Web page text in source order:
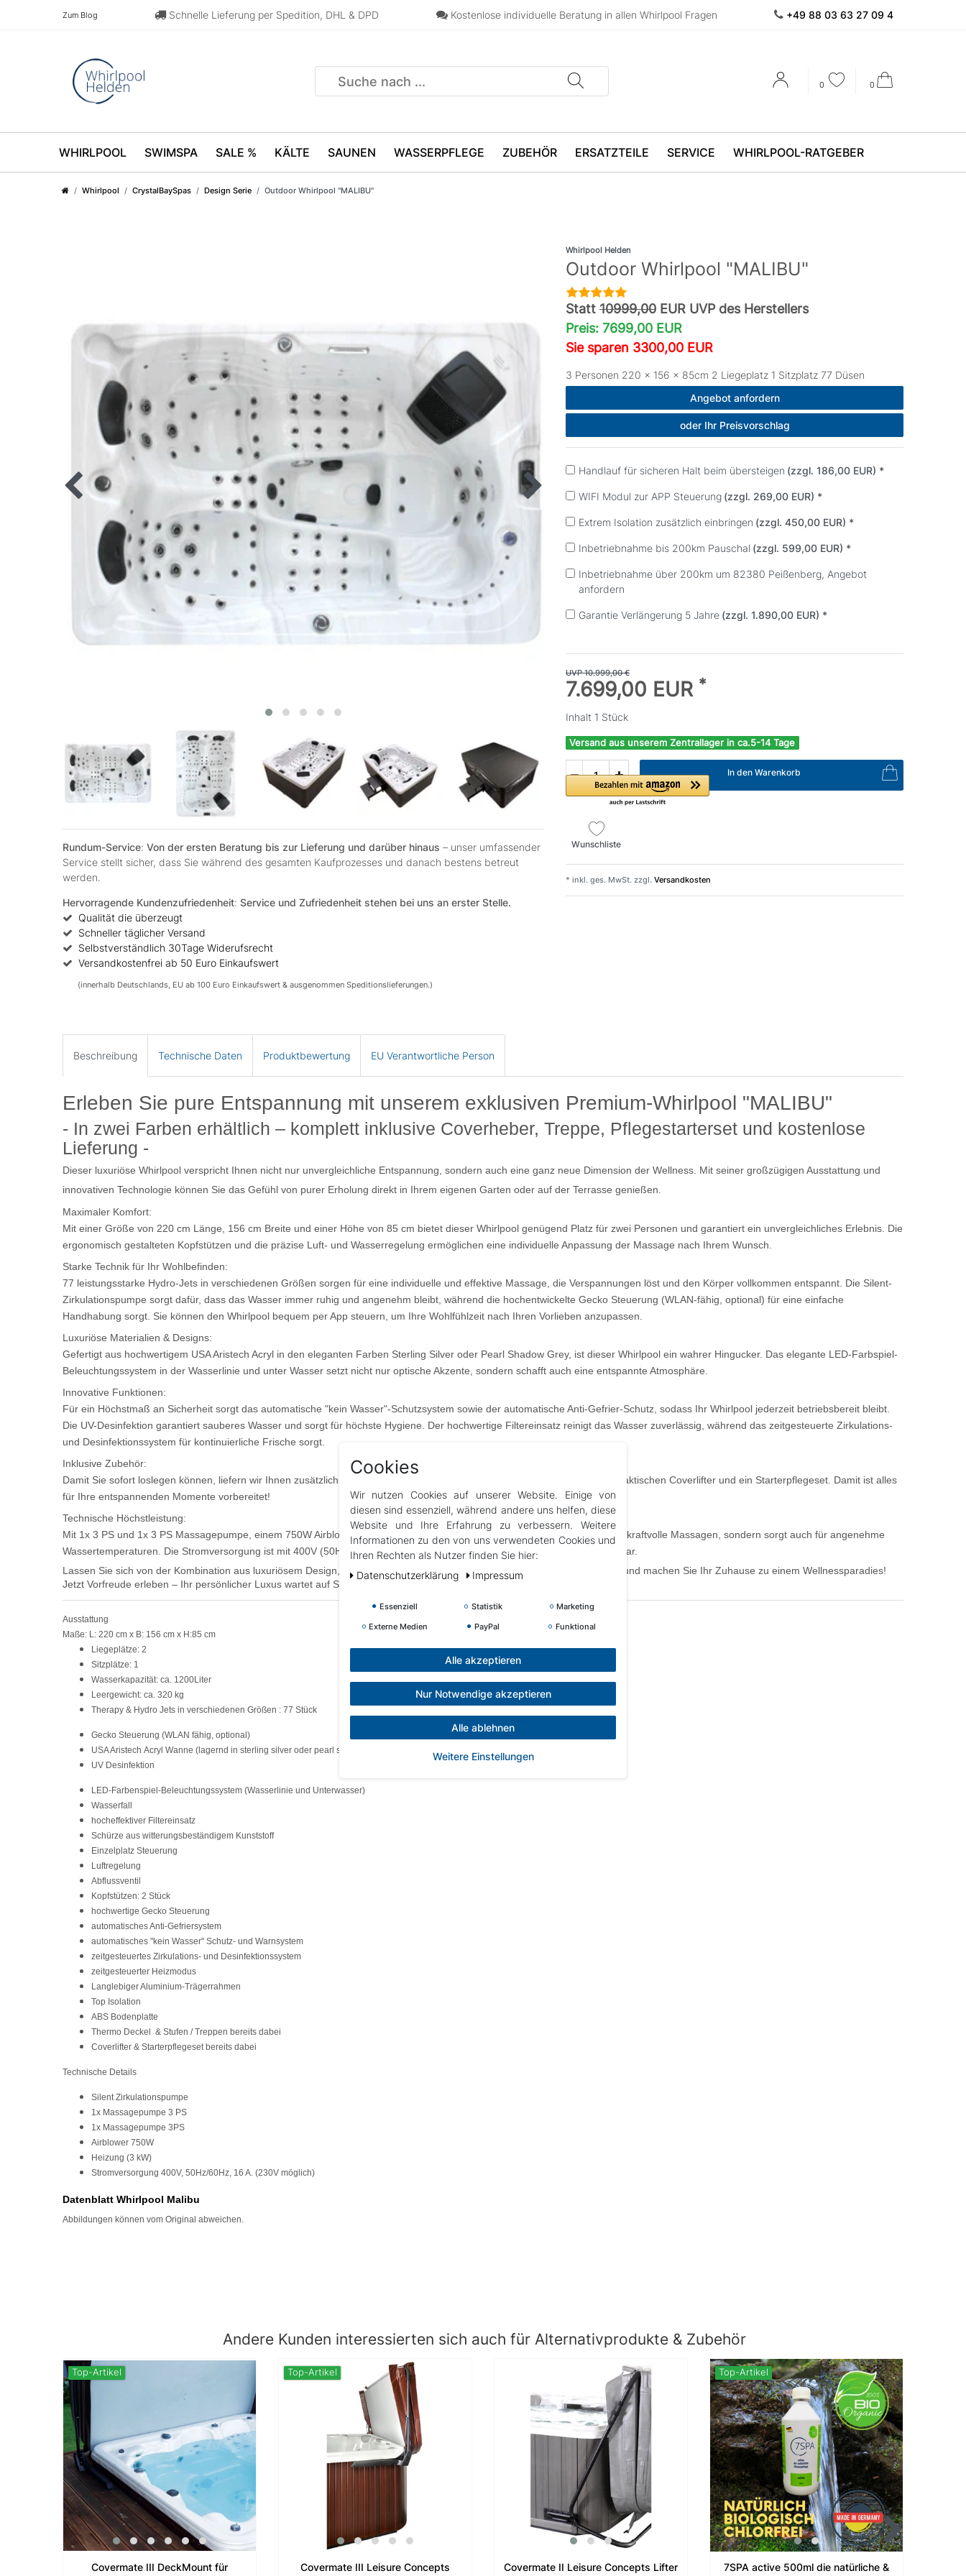
Zum Blog Schnelle Lieferung per Spedition, DHL & DPD Kostenlose individuelle Beratung in allen Whirlpool Fragen +49 88 03 63 27 09 4
0 0
WHIRLPOOL SWIMSPA SALE % KÄLTE SAUNEN WASSERPFLEGE ZUBEHÖR ERSATZTEILE SERVICE WHIRLPOOL-RATGEBER
Whirlpool CrystalBaySpas Design Serie Outdoor Whirlpool "MALIBU"
Rundum-Service: Von der ersten Beratung bis zur Lieferung und darüber hinaus – unser umfassender
Service stellt sicher, dass Sie während des gesamten Kaufprozesses und danach bestens betreut
werden.
Hervorragende Kundenzufriedenheit: Service und Zufriedenheit stehen bei uns an erster Stelle.
Qualität die überzeugt
Schneller täglicher Versand
Selbstverständlich 30Tage Widerufsrecht
Versandkostenfrei ab 50 Euro Einkaufswert
(innerhalb Deutschlands, EU ab 100 Euro Einkaufswert & ausgenommen Speditionslieferungen.)
Whirlpool Helden
Outdoor Whirlpool "MALIBU"
Statt 10999,00 EUR UVP des Herstellers
Preis: 7699,00 EUR
Sie sparen 3300,00 EUR
3 Personen 220 × 156 x 85cm 2 Liegeplatz 1 Sitzplatz 77 Düsen
Angebot anfordern
oder Ihr Preisvorschlag
Handlauf für sicheren Halt beim übersteigen (zzgl. 186,00 EUR) *
WIFI Modul zur APP Steuerung (zzgl. 269,00 EUR) *
Extrem Isolation zusätzlich einbringen (zzgl. 450,00 EUR) *
Inbetriebnahme bis 200km Pauschal (zzgl. 599,00 EUR) *
Inbetriebnahme über 200km um 82380 Peißenberg, Angebot
anfordern
Garantie Verlängerung 5 Jahre (zzgl. 1.890,00 EUR) *
UVP 10.999,00 €
7.699,00 EUR *
Inhalt 1 Stück
Versand aus unserem Zentrallager in ca.5-14 Tage
In den Warenkorb
Wunschliste
* inkl. ges. MwSt. zzgl. Versandkosten
Beschreibung Technische Daten Produktbewertung EU Verantwortliche Person
Erleben Sie pure Entspannung mit unserem exklusiven Premium-Whirlpool "MALIBU"
- In zwei Farben erhältlich – komplett inklusive Coverheber, Treppe, Pflegestarterset und kostenlose
Lieferung -
Dieser luxuriöse Whirlpool verspricht Ihnen nicht nur unvergleichliche Entspannung, sondern auch eine ganz neue Dimension der Wellness. Mit seiner großzügigen Ausstattung und
innovativen Technologie können Sie das Gefühl von purer Erholung direkt in Ihrem eigenen Garten oder auf der Terrasse genießen.
Maximaler Komfort:
Mit einer Größe von 220 cm Länge, 156 cm Breite und einer Höhe von 85 cm bietet dieser Whirlpool genügend Platz für zwei Personen und garantiert ein unvergleichliches Erlebnis. Die
ergonomisch gestalteten Kopfstützen und die präzise Luft- und Wasserregelung ermöglichen eine individuelle Anpassung der Massage nach Ihrem Wunsch.
Starke Technik für Ihr Wohlbefinden:
77 leistungsstarke Hydro-Jets in verschiedenen Größen sorgen für eine individuelle und effektive Massage, die Verspannungen löst und den Körper vollkommen entspannt. Die Silent-
Zirkulationspumpe sorgt dafür, dass das Wasser immer ruhig und angenehm bleibt, während die hochentwickelte Gecko Steuerung (WLAN-fähig, optional) für eine einfache
Handhabung sorgt. Sie können den Whirlpool bequem per App steuern, um Ihre Wohlfühlzeit nach Ihren Vorlieben anzupassen.
Luxuriöse Materialien & Designs:
Gefertigt aus hochwertigem USA Aristech Acryl in den eleganten Farben Sterling Silver oder Pearl Shadow Grey, ist dieser Whirlpool ein wahrer Hingucker. Das elegante LED-Farbspiel-
Beleuchtungssystem in der Wasserlinie und unter Wasser setzt nicht nur optische Akzente, sondern schafft auch eine entspannte Atmosphäre.
Innovative Funktionen:
Für ein Höchstmaß an Sicherheit sorgt das automatische "kein Wasser"-Schutzsystem sowie der automatische Anti-Gefrier-Schutz, sodass Ihr Whirlpool jederzeit betriebsbereit bleibt.
Die UV-Desinfektion garantiert sauberes Wasser und sorgt für höchste Hygiene. Der hochwertige Filtereinsatz reinigt das Wasser zuverlässig, während das zeitgesteuerte Zirkulations-
und Desinfektionssystem für kontinuierliche Frische sorgt.
Inklusive Zubehör:
Damit Sie sofort loslegen können, liefern wir Ihnen zusätzlich einen stabilen Thermo-Deckel, Stufen/Treppen sowie einen praktischen Coverlifter und ein Starterpflegeset. Damit ist alles
für Ihre entspannenden Momente vorbereitet!
Technische Höchstleistung:
Mit 1x 3 PS und 1x 3 PS Massagepumpe, einem 750W Airblower sowie einer 3 kW Heizung bietet dieser Whirlpool nicht nur kraftvolle Massagen, sondern sorgt auch für angenehme
Wassertemperaturen. Die Stromversorgung ist mit 400V (50Hz/60Hz, 16A) ausgelegt und auch eine 230V-Option ist verfügbar.
Lassen Sie sich von der Kombination aus luxuriösem Design, innovativer Technik und entspannendem Komfort verzaubern und machen Sie Ihr Zuhause zu einem Wellnessparadies!
Jetzt Vorfreude erleben – Ihr persönlicher Luxus wartet auf Sie!
Ausstattung
Maße: L: 220 cm x B: 156 cm x H:85 cm
Liegeplätze: 2
Sitzplätze: 1
Wasserkapazität: ca. 1200Liter
Leergewicht: ca. 320 kg
Therapy & Hydro Jets in verschiedenen Größen : 77 Stück
Gecko Steuerung (WLAN fähig, optional)
USA Aristech Acryl Wanne (lagernd in sterling silver oder pearl shadow grey)
UV Desinfektion
LED-Farbenspiel-Beleuchtungssystem (Wasserlinie und Unterwasser)
Wasserfall
hocheffektiver Filtereinsatz
Schürze aus witterungsbeständigem Kunststoff
Einzelplatz Steuerung
Luftregelung
Abflussventil
Kopfstützen: 2 Stück
hochwertige Gecko Steuerung
automatisches Anti-Gefriersystem
automatisches "kein Wasser" Schutz- und Warnsystem
zeitgesteuertes Zirkulations- und Desinfektionssystem
zeitgesteuerter Heizmodus
Langlebiger Aluminium-Trägerrahmen
Top Isolation
ABS Bodenplatte
Thermo Deckel & Stufen / Treppen bereits dabei
Coverlifter & Starterpflegeset bereits dabei
Technische Details
Silent Zirkulationspumpe
1x Massagepumpe 3 PS
1x Massagepumpe 3PS
Airblower 750W
Heizung (3 kW)
Stromversorgung 400V, 50Hz/60Hz, 16 A. (230V möglich)
Datenblatt Whirlpool Malibu
Abbildungen können vom Original abweichen.
Andere Kunden interessierten sich auch für Alternativprodukte & Zubehör
Top-Artikel
Covermate III DeckMount für
Top-Artikel
Covermate III Leisure Concepts
Covermate II Leisure Concepts Lifter
Top-Artikel
7SPA active 500ml die natürliche &
Cookies
Wir nutzen Cookies auf unserer Website. Einige von
diesen sind essenziell, während andere uns helfen, diese
Website und Ihre Erfahrung zu verbessern. Weitere
Informationen zu den von uns verwendeten Cookies und
Ihren Rechten als Nutzer finden Sie hier:
Daten­schutz­erklärung
Impressum
Essenziell Statistik
Marketing
Externe Medien
PayPal Funktional
Alle akzeptieren
Nur Notwendige akzeptieren
Alle ablehnen
Weitere Einstellungen